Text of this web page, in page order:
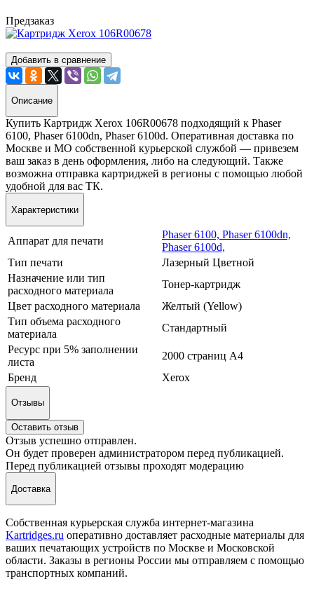
Предзаказ
Добавить в сравнение
Описание
Купить Картридж Xerox 106R00678 подходящий к Phaser
6100, Phaser 6100dn, Phaser 6100d. Оперативная доставка по
Москве и МО собственной курьерской службой — привезем
ваш заказ в день оформления, либо на следующий. Также
возможна отправка картриджей в регионы с помощью любой
удобной для вас ТК.
Характеристики
Аппарат для печати
Phaser 6100, Phaser 6100dn,
Phaser 6100d,
Тип печати
Лазерный Цветной
Назначение или тип
расходного материала
Тонер-картридж
Цвет расходного материала
Желтый (Yellow)
Тип объема расходного
материала
Стандартный
Ресурс при 5% заполнении
листа
2000 страниц А4
Бренд
Xerox
Отзывы
Оставить отзыв
Отзыв успешно отправлен.
Он будет проверен администратором перед публикацией.
Перед публикацией отзывы проходят модерацию
Доставка
Собственная курьерская служба интернет-магазина
Kartridges.ru оперативно доставляет расходные материалы для
ваших печатающих устройств по Москве и Московской
области. Заказы в регионы России мы отправляем с помощью
транспортных компаний.